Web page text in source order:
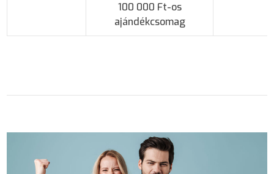
100 000 Ft-os
ajándékcsomag